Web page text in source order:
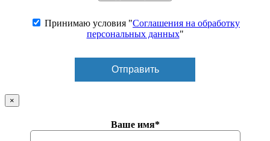
Принимаю условия "Соглашения на обработку
персональных данных"
×
Ваше имя*